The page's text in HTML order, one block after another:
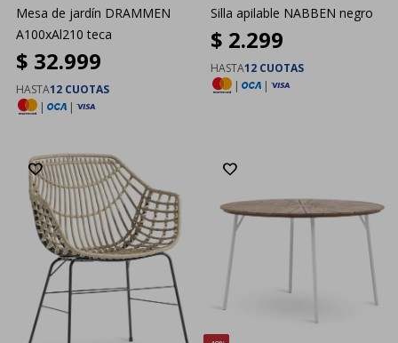
Mesa de jardín DRAMMEN
A100xAl210 teca
$ 32.999
HASTA12 CUOTAS
|
|
Silla apilable NABBEN negro
$ 2.299
HASTA12 CUOTAS
|
|